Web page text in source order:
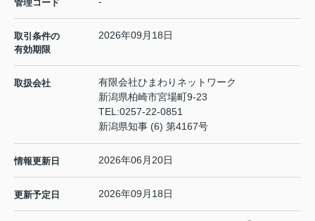
管理コード
取引条件の
有効期限
2026年09月18日
取扱会社
有限会社ひまわりネットワーク
新潟県柏崎市宮場町9-23
TEL:0257-22-0851
新潟県知事 (6) 第4167号
情報更新日 2026年06月20日
更新予定日 2026年09月18日